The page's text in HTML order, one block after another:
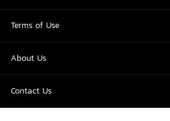
Terms of Use
About Us
Contact Us